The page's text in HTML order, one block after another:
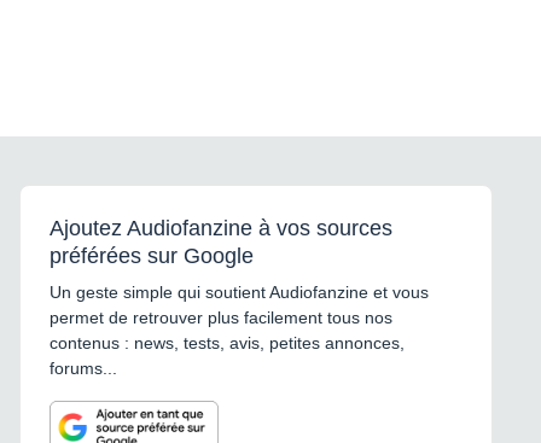
Ajoutez Audiofanzine à vos sources
préférées sur Google
Un geste simple qui soutient Audiofanzine et vous
permet de retrouver plus facilement tous nos
contenus : news, tests, avis, petites annonces,
forums...